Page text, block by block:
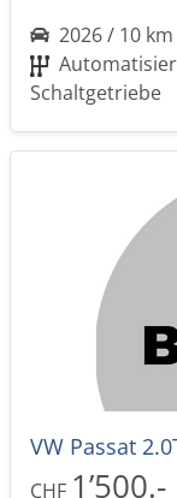
2026 / 10 km
Schaltgetriebe
VW Passat
CHF 1’500.-